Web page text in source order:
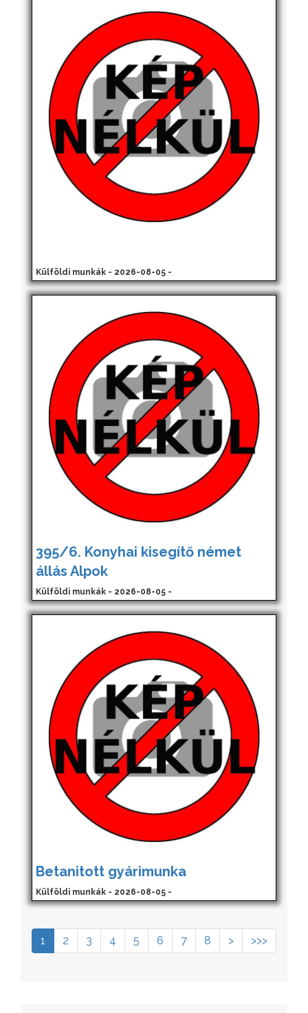
Külföldi munkák - 2026-08-05 -
395/6. Konyhai kisegítő német
állás Alpok
Külföldi munkák - 2026-08-05 -
Betanitott gyárimunka
Külföldi munkák - 2026-08-05 -
1 2 3 4 5 6 7 8 > >>>